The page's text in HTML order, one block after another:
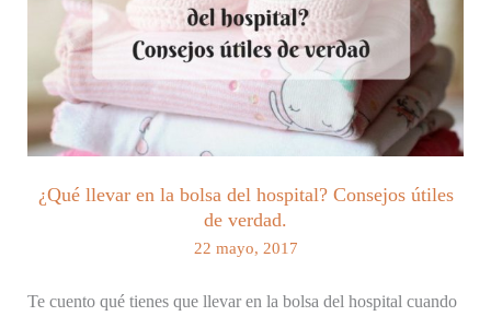
¿Qué llevar en la bolsa del hospital? Consejos útiles
de verdad.
22 mayo, 2017
Te cuento qué tienes que llevar en la bolsa del hospital cuando